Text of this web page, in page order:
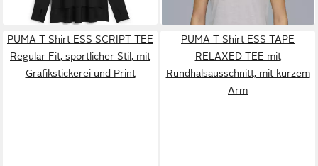
PUMA T-Shirt ESS SCRIPT TEE
Regular Fit, sportlicher Stil, mit
Grafikstickerei und Print
PUMA T-Shirt ESS TAPE
RELAXED TEE mit
Rundhalsausschnitt, mit kurzem
Arm